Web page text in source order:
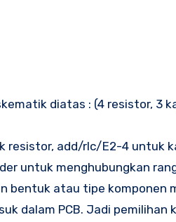
diatas : (4 resistor, 3
resistor, add/rlc/E2-4 untuk
untuk menghubungkan
bentuk atau tipe komponen
dalam PCB. Jadi pemilihan